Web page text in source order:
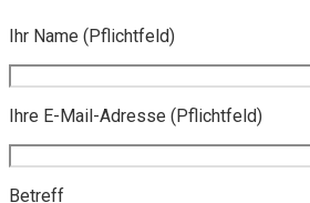
Ihr Name (Pflichtfeld)
Ihre E-Mail-Adresse (Pflichtfeld)
Betreff